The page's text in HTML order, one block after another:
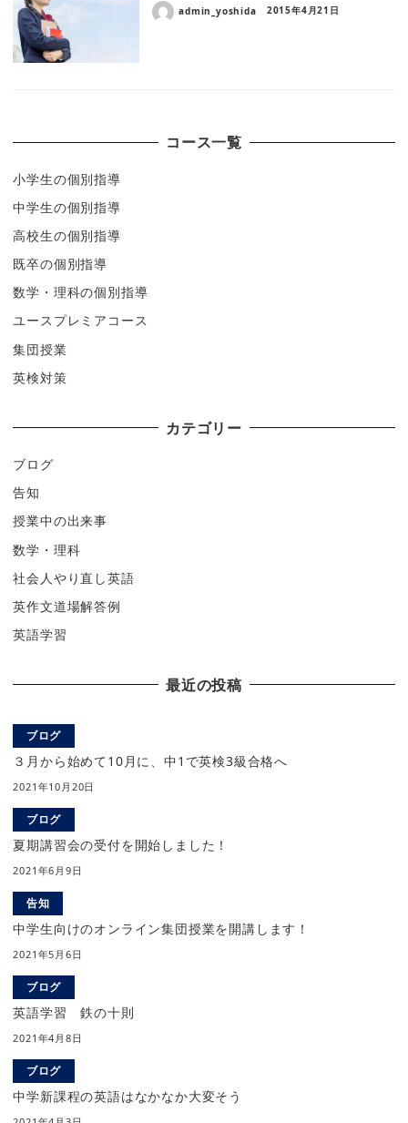
admin_yoshida 2015年4月21日
コース一覧
小学生の個別指導
中学生の個別指導
高校生の個別指導
既卒の個別指導
数学・理科の個別指導
ユースプレミアコース
集団授業
英検対策
カテゴリー
ブログ
告知
授業中の出来事
数学・理科
社会人やり直し英語
英作文道場解答例
英語学習
最近の投稿
ブログ
３月から始めて10月に、中1で英検3級合格へ
2021年10月20日
ブログ
夏期講習会の受付を開始しました！
2021年6月9日
告知
中学生向けのオンライン集団授業を開講します！
2021年5月6日
ブログ
英語学習 鉄の十則
2021年4月8日
ブログ
中学新課程の英語はなかなか大変そう